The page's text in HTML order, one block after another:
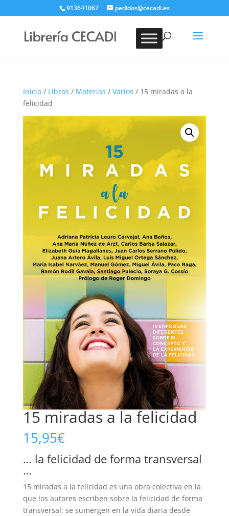
913641067 pedidos@cecadi.es
BUSCAR
Inicio/ Libros / Materias / Varios / 15 miradas a la
felicidad
15 miradas a la felicidad
15,95€
… la felicidad de forma transversal
…
15 miradas a la felicidad es una obra colectiva en la
que los autores escriben sobre la felicidad de forma
transversal; se sumergen en la vida diaria desde